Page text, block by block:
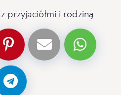
przyjaciółmi i rodziną